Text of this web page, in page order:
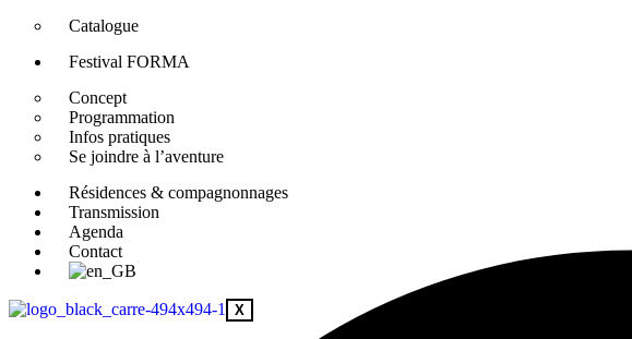
Catalogue
Festival FORMA
Concept
Programmation
Infos pratiques
Se joindre à l’aventure
Résidences & compagnonnages
Transmission
Agenda
Contact
X